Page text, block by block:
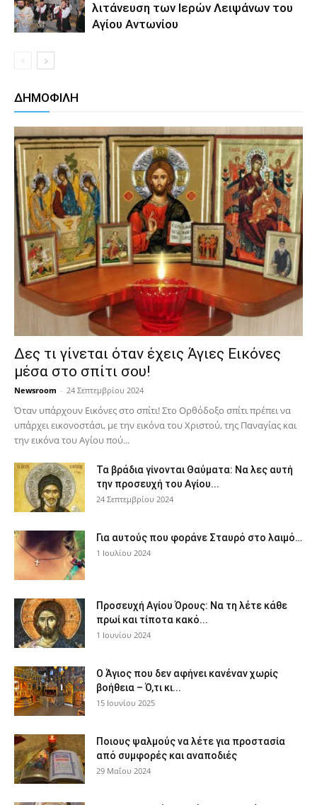
λιτάνευση των Ιερών Λειψάνων του
Αγίου Αντωνίου
ΔΗΜΟΦΙΛΗ
Δες τι γίνεται όταν έχεις Άγιες Εικόνες
μέσα στο σπίτι σου!
Newsroom - 24 Σεπτεμβρίου 2024
Όταν υπάρχουν Εικόνες στο σπίτι! Στο Ορθόδοξο σπίτι πρέπει να
υπάρχει εικονοστάσι, με την εικόνα του Χριστού, της Παν­αγίας και
την εικόνα του Αγίου πού...
Τα βράδια γίνονται Θαύματα: Να λες αυτή
την προσευχή του Αγίου...
24 Σεπτεμβρίου 2024
Για αυτούς που φοράνε Σταυρό στο λαιμό…
1 Ιουλίου 2024
Προσευχή Αγίου Όρους: Να τη λέτε κάθε
πρωί και τίποτα κακό...
1 Ιουνίου 2024
Ο Άγιος που δεν αφήνει κανέναν χωρίς
βοήθεια – Ό,τι κι...
15 Ιουνίου 2025
Ποιους ψαλμούς να λέτε για προστασία
από συμφορές και αναποδιές
29 Μαΐου 2024